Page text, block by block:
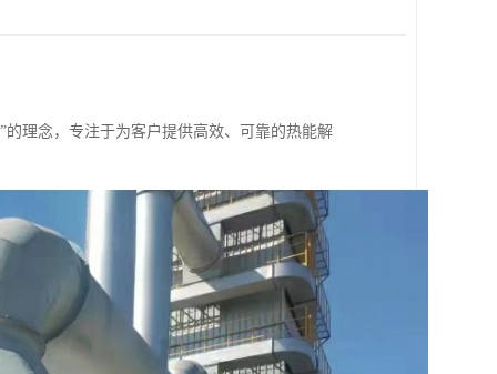
理念，专注于为客户提供高效、可靠的热能解